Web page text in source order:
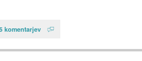
komentarjev